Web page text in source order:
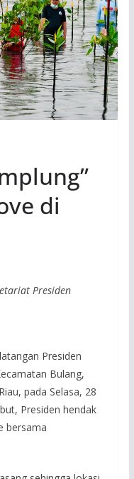
di
Presiden
Presiden
Bulang,
pada Selasa, 28
Presiden hendak
bersama